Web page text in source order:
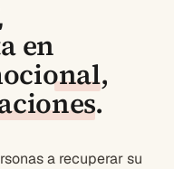
en
,
.
a recuperar su